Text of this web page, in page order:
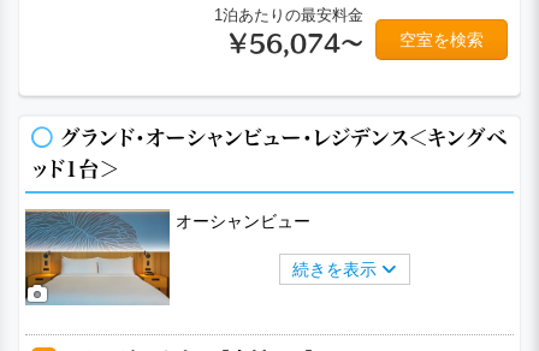
1泊あたりの最安料金
￥56,074～ 空室を検索
グランド・オーシャンビュー・レジデンス＜キングベ
ッド1台＞
オーシャンビュー
続きを表示